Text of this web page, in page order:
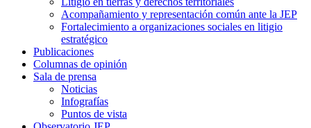
Acompañamiento y representación común ante la JEP
Fortalecimiento a organizaciones sociales en litigio
estratégico
Publicaciones
Columnas de opinión
Sala de prensa
Noticias
Infografías
Puntos de vista